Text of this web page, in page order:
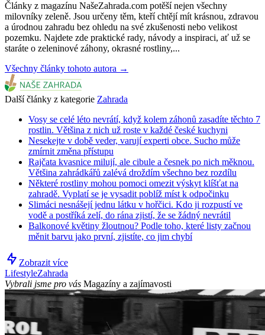
Články z magazínu NašeZahrada.com potěší nejen všechny
milovníky zeleně. Jsou určeny těm, kteří chtějí mít krásnou, zdravou
a úrodnou zahradu bez ohledu na své zkušenosti nebo velikost
pozemku. Najdete zde praktické rady, návody a inspiraci, ať už se
staráte o zeleninové záhony, okrasné rostliny,...
Všechny články tohoto autora →
Další články z kategorie Zahrada
Vosy se celé léto nevrátí, když kolem záhonů zasadíte těchto 7
rostlin. Většina z nich už roste v každé české kuchyni
Nesekejte v době veder, varují experti obce. Sucho může
zmírnit změna přístupu
Rajčata kvasnice milují, ale cibule a česnek po nich měknou.
Většina zahrádkářů zalévá droždím všechno bez rozdílu
Některé rostliny mohou pomoci omezit výskyt klíšťat na
zahradě. Vyplatí se je vysadit poblíž míst k odpočinku
Slimáci nesnášejí jednu látku v hořčici. Kdo ji rozpustí ve
vodě a postříká zelí, do rána zjistí, že se žádný nevrátil
Balkonové květiny žloutnou? Podle toho, které listy začnou
měnit barvu jako první, zjistíte, co jim chybí
Zobrazit více
LifestyleZahrada
Vybrali jsme pro vás Magazíny a zajímavosti